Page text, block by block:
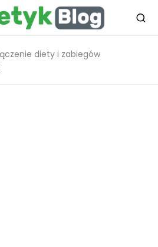
diety i zabiegów